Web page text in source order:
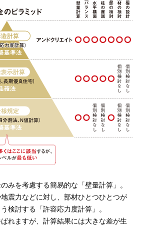
みを考慮する簡易的な「壁量計算」。
震力などに対し、部材ひとつひとつが
検討する「許容応力度計算」。
れますが、計算結果には大きな差が生